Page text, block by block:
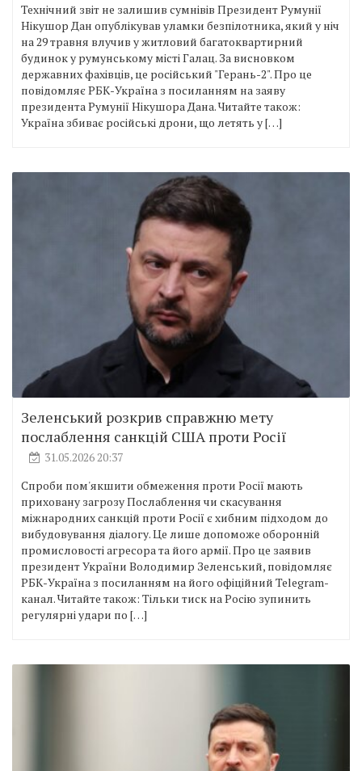
Технічний звіт не залишив сумнівів Президент Румунії
Нікушор Дан опублікував уламки безпілотника, який у ніч
на 29 травня влучив у житловий багатоквартирний
будинок у румунському місті Галац. За висновком
державних фахівців, це російський "Герань-2". Про це
повідомляє РБК-Україна з посиланням на заяву
президента Румунії Нікушора Дана. Читайте також:
Україна збиває російські дрони, що летять у […]
Зеленський розкрив справжню мету
послаблення санкцій США проти Росії
31.05.2026 20:37
Спроби пом'якшити обмеження проти Росії мають
приховану загрозу Послаблення чи скасування
міжнародних санкцій проти Росії є хибним підходом до
вибудовування діалогу. Це лише допоможе оборонній
промисловості агресора та його армії. Про це заявив
президент України Володимир Зеленський, повідомляє
РБК-Україна з посиланням на його офіційний Telegram-
канал. Читайте також: Тільки тиск на Росію зупинить
регулярні удари по […]